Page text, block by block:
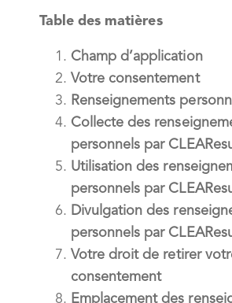
Table des matières
Champ d’application
Votre consentement
Renseignements
Collecte des
personnels par
Utilisation des
personnels par
Divulgation des
personnels par
Votre droit de retirer
consentement
Emplacement des